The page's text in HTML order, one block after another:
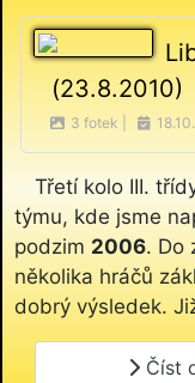
(23.8.2010)
3 fotek |
Třetí kolo III.
týmu, kde jsme
podzim 2006. Do
několika hráčů
dobrý výsledek.
Číst